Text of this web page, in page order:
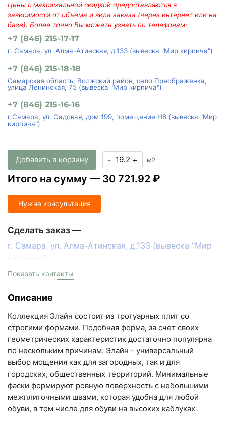
Цены с максимальной скидкой предоставляются в
зависимости от объема и вида заказа (через интернет или на
базе). Более точно Вы можете узнать по телефонам:
+7 (846) 215-17-17
г. Самара, ул. Алма-Атинская, д.133 (вывеска "Мир кирпича")
+7 (846) 215-18-18
Самарская область, Волжский район, село Преображенка,
улица Ленинская, 75 (вывеска "Мир кирпича")
+7 (846) 215-16-16
г.Самара, ул. Садовая, дом 199, помещение Н8 (вывеска "Мир
кирпича")
Добавить в корзину - + м2
Итого на сумму — 30 721.92 ₽
Нужна консультация
Сделать заказ —
г. Самара, ул. Алма-Атинская, д.133 (вывеска "Мир
кирпича")
пн-пт с 9:00 до 18:00, сб с 10:00 до 16:00
+7 (993) 993-77-33
Написать в МАКС
Написать в Telegram
Написать на почту
Самарская область, Волжский район, село
Преображенка, улица Ленинская, 75 (вывеска "Мир
Показать контакты
Описание
Коллекция Элайн состоит из тротуарных плит со
строгими формами. Подобная форма, за счет своих
геометрических характеристик достаточно популярна
по нескольким причинам. Элайн - универсальный
выбор мощения как для загородных, так и для
городских, общественных территорий. Минимальные
фаски формируют ровную поверхность с небольшими
межплиточными швами, которая удобна для любой
обуви, в том числе для обуви на высоких каблуках